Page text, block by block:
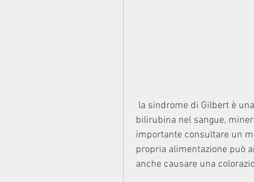
bilirubina nel sangue,
importante consultare un
propria alimentazione può
anche causare una